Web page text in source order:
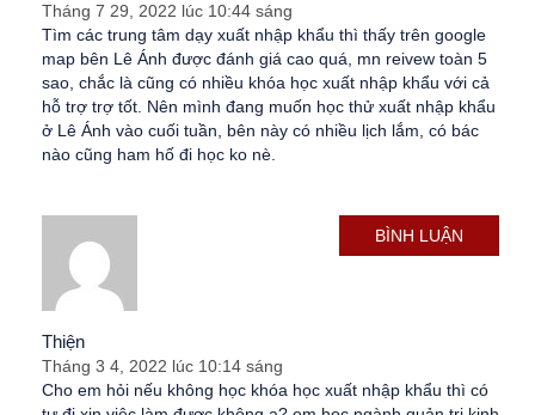
Tháng 7 29, 2022 lúc 10:44 sáng
Tìm các trung tâm dạy xuất nhập khẩu thì thấy trên google
map bên Lê Ánh được đánh giá cao quá, mn reivew toàn 5
sao, chắc là cũng có nhiều khóa học xuất nhập khẩu với cả
hỗ trợ trợ tốt. Nên mình đang muốn học thử xuất nhập khẩu
ở Lê Ánh vào cuối tuần, bên này có nhiều lịch lắm, có bác
nào cũng ham hố đi học ko nè.
Thiện
Tháng 3 4, 2022 lúc 10:14 sáng
Cho em hỏi nếu không học khóa học xuất nhập khẩu thì có
BÌNH LUẬN